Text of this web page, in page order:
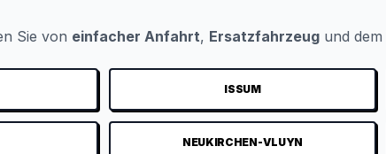
Sie von einfacher Anfahrt, Ersatzfahrzeug und dem
ISSUM
NEUKIRCHEN-VLUYN